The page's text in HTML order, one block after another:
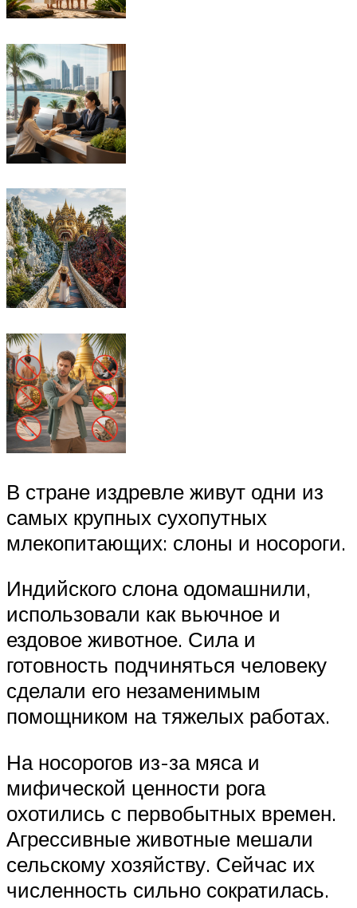
В стране издревле живут одни из
самых крупных сухопутных
млекопитающих: слоны и носороги.
Индийского слона одомашнили,
использовали как вьючное и
ездовое животное. Сила и
готовность подчиняться человеку
сделали его незаменимым
помощником на тяжелых работах.
На носорогов из-за мяса и
мифической ценности рога
охотились с первобытных времен.
Агрессивные животные мешали
сельскому хозяйству. Сейчас их
численность сильно сократилась.